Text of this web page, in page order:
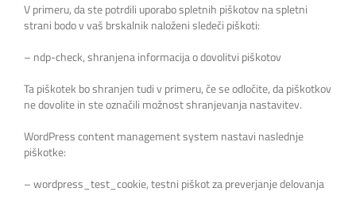
V primeru, da ste potrdili uporabo spletnih piškotov na spletni
strani bodo v vaš brskalnik naloženi sledeči piškoti:
– ndp-check, shranjena informacija o dovolitvi piškotov
Ta piškotek bo shranjen tudi v primeru, če se odločite, da piškotkov
ne dovolite in ste označili možnost shranjevanja nastavitev.
WordPress content management system nastavi naslednje
piškotke:
– wordpress_test_cookie, testni piškot za preverjanje delovanja